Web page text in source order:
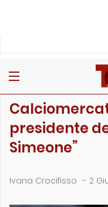
presidente
Simeone”
Ivana Crocifisso - 2